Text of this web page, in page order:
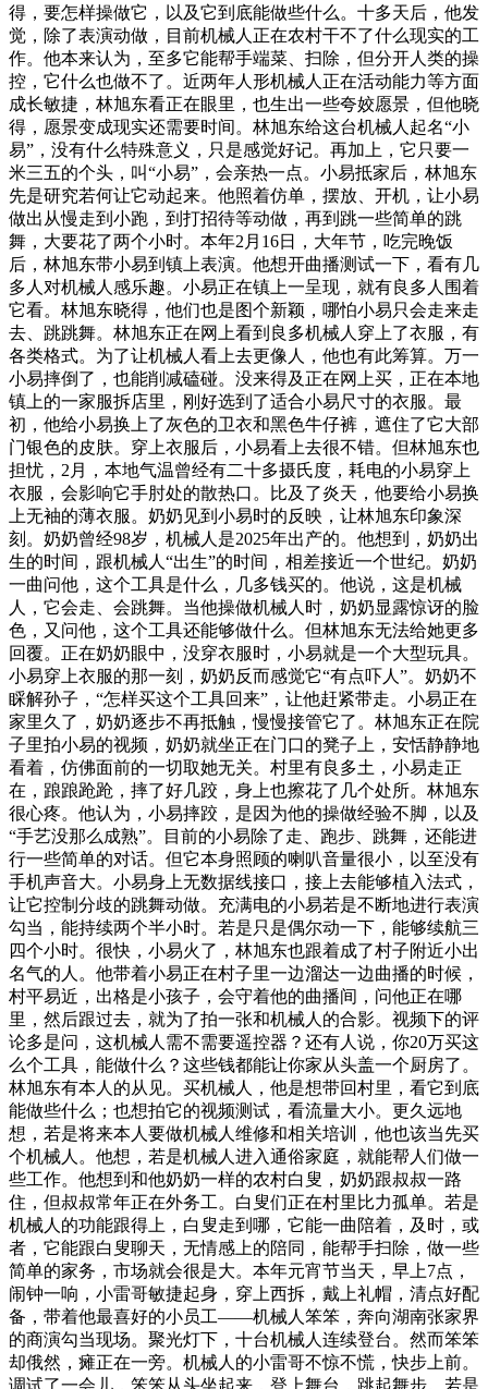
得，要怎样操做它，以及它到底能做些什么。十多天后，他发
觉，除了表演动做，目前机械人正在农村干不了什么现实的工
作。他本来认为，至多它能帮手端菜、扫除，但分开人类的操
控，它什么也做不了。近两年人形机械人正在活动能力等方面
成长敏捷，林旭东看正在眼里，也生出一些夸姣愿景，但他晓
得，愿景变成现实还需要时间。林旭东给这台机械人起名“小
易”，没有什么特殊意义，只是感觉好记。再加上，它只要一
米三五的个头，叫“小易”，会亲热一点。小易抵家后，林旭东
先是研究若何让它动起来。他照着仿单，摆放、开机，让小易
做出从慢走到小跑，到打招待等动做，再到跳一些简单的跳
舞，大要花了两个小时。本年2月16日，大年节，吃完晚饭
后，林旭东带小易到镇上表演。他想开曲播测试一下，看有几
多人对机械人感乐趣。小易正在镇上一呈现，就有良多人围着
它看。林旭东晓得，他们也是图个新颖，哪怕小易只会走来走
去、跳跳舞。林旭东正在网上看到良多机械人穿上了衣服，有
各类格式。为了让机械人看上去更像人，他也有此筹算。万一
小易摔倒了，也能削减磕碰。没来得及正在网上买，正在本地
镇上的一家服拆店里，刚好选到了适合小易尺寸的衣服。最
初，他给小易换上了灰色的卫衣和黑色牛仔裤，遮住了它大部
门银色的皮肤。穿上衣服后，小易看上去很不错。但林旭东也
担忧，2月，本地气温曾经有二十多摄氏度，耗电的小易穿上
衣服，会影响它手肘处的散热口。比及了炎天，他要给小易换
上无袖的薄衣服。奶奶见到小易时的反映，让林旭东印象深
刻。奶奶曾经98岁，机械人是2025年出产的。他想到，奶奶出
生的时间，跟机械人“出生”的时间，相差接近一个世纪。奶奶
一曲问他，这个工具是什么，几多钱买的。他说，这是机械
人，它会走、会跳舞。当他操做机械人时，奶奶显露惊讶的脸
色，又问他，这个工具还能够做什么。但林旭东无法给她更多
回覆。正在奶奶眼中，没穿衣服时，小易就是一个大型玩具。
小易穿上衣服的那一刻，奶奶反而感觉它“有点吓人”。奶奶不
睬解孙子，“怎样买这个工具回来”，让他赶紧带走。小易正在
家里久了，奶奶逐步不再抵触，慢慢接管它了。林旭东正在院
子里拍小易的视频，奶奶就坐正在门口的凳子上，安恬静静地
看着，仿佛面前的一切取她无关。村里有良多土，小易走正
在，踉踉跄跄，摔了好几跤，身上也擦花了几个处所。林旭东
很心疼。他认为，小易摔跤，是因为他的操做经验不脚，以及
“手艺没那么成熟”。目前的小易除了走、跑步、跳舞，还能进
行一些简单的对话。但它本身照顾的喇叭音量很小，以至没有
手机声音大。小易身上无数据线接口，接上去能够植入法式，
让它控制分歧的跳舞动做。充满电的小易若是不断地进行表演
勾当，能持续两个半小时。若是只是偶尔动一下，能够续航三
四个小时。很快，小易火了，林旭东也跟着成了村子附近小出
名气的人。他带着小易正在村子里一边溜达一边曲播的时候，
村平易近，出格是小孩子，会守着他的曲播间，问他正在哪
里，然后跟过去，就为了拍一张和机械人的合影。视频下的评
论多是问，这机械人需不需要遥控器？还有人说，你20万买这
么个工具，能做什么？这些钱都能让你家从头盖一个厨房了。
林旭东有本人的从见。买机械人，他是想带回村里，看它到底
能做些什么；也想拍它的视频测试，看流量大小。更久远地
想，若是将来本人要做机械人维修和相关培训，他也该当先买
个机械人。他想，若是机械人进入通俗家庭，就能帮人们做一
些工作。他想到和他奶奶一样的农村白叟，奶奶跟叔叔一路
住，但叔叔常年正在外务工。白叟们正在村里比力孤单。若是
机械人的功能跟得上，白叟走到哪，它能一曲陪着，及时，或
者，它能跟白叟聊天，无情感上的陪同，能帮手扫除，做一些
简单的家务，市场就会很是大。本年元宵节当天，早上7点，
闹钟一响，小雷哥敏捷起身，穿上西拆，戴上礼帽，清点好配
备，带着他最喜好的小员工——机械人笨笨，奔向湖南张家界
的商演勾当现场。聚光灯下，十台机械人连续登台。然而笨笨
却俄然，瘫正在一旁。机械人的小雷哥不惊不慌，快步上前。
调试了一会儿，笨笨从头坐起来，登上舞台，跳起舞步。若是